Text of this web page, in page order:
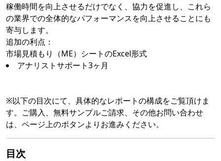
稼働時間を向上させるだけでなく、協力を促進し、これら
の業界での全体的なパフォーマンスを向上させることにも
寄与します。
追加の利点：
市場見積もり（ME）シートのExcel形式
アナリストサポート3ヶ月
※以下の目次にて、具体的なレポートの構成をご覧頂けま
す。ご購入、無料サンプルご請求、その他お問い合わせ
は、ページ上のボタンよりお進みください。
目次